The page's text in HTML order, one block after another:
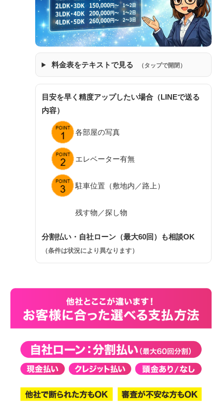
料金表をテキストで見る （タップで開閉）
目安を早く精度アップしたい場合（LINEで送る
内容）
各部屋の写真
エレベーター有無
駐車位置（敷地内／路上）
残す物／探し物
分割払い・自社ローン（最大60回）も相談OK
（条件は状況により異なります）